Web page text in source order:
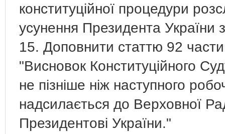
конституційної процедури
усунення Президента України
15. Доповнити статтю 92
"Висновок Конституційного
не пізніше ніж наступного
надсилається до Верховної
Президентові України."